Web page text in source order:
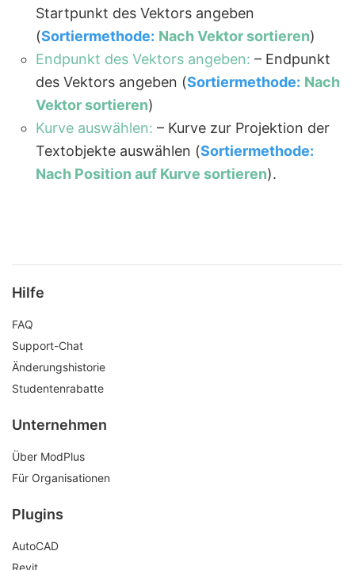
Startpunkt des Vektors angeben
(Sortiermethode: Nach Vektor sortieren)
Endpunkt des Vektors angeben: – Endpunkt
des Vektors angeben (Sortiermethode: Nach
Vektor sortieren)
Kurve auswählen: – Kurve zur Projektion der
Textobjekte auswählen (Sortiermethode:
Nach Position auf Kurve sortieren).
Hilfe
FAQ
Support-Chat
Änderungshistorie
Studentenrabatte
Unternehmen
Über ModPlus
Für Organisationen
Plugins
AutoCAD
Revit